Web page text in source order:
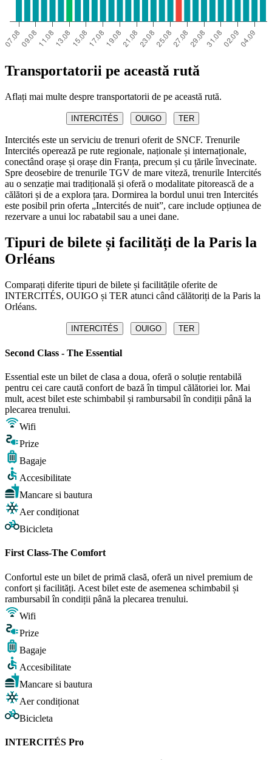
Transportatorii pe această rută
Aflați mai multe despre transportatorii de pe această rută.
INTERCITÉS OUIGO TER
Intercités este un serviciu de trenuri oferit de SNCF. Trenurile
Intercités operează pe rute regionale, naționale și internaționale,
conectând orașe și orașe din Franța, precum și cu țările învecinate.
Spre deosebire de trenurile TGV de mare viteză, trenurile Intercités
au o senzație mai tradițională și oferă o modalitate pitorească de a
călători și de a explora țara. Dormirea la bordul unui tren Intercités
este posibil prin oferta „Intercités de nuit”, care include opțiunea de
rezervare a unui loc rabatabil sau a unei dane.
Tipuri de bilete și facilități de la Paris la
Orléans
Comparați diferite tipuri de bilete și facilitățile oferite de
INTERCITÉS, OUIGO și TER atunci când călătoriți de la Paris la
Orléans.
INTERCITÉS OUIGO TER
Second Class - The Essential
Essential este un bilet de clasa a doua, oferă o soluție rentabilă
pentru cei care caută confort de bază în timpul călătoriei lor. Mai
mult, acest bilet este schimbabil și rambursabil în condiții până la
plecarea trenului.
Wifi
Prize
Bagaje
Accesibilitate
Mancare si bautura
Aer condiționat
Bicicleta
First Class-The Comfort
Confortul este un bilet de primă clasă, oferă un nivel premium de
confort și facilități. Acest bilet este de asemenea schimbabil și
rambursabil în condiții până la plecarea trenului.
Wifi
Prize
Bagaje
Accesibilitate
Mancare si bautura
Aer condiționat
Bicicleta
INTERCITÉS Pro